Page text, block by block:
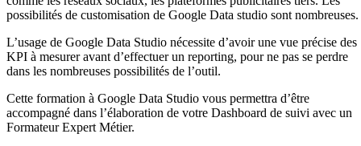
possibilités de customisation de Google Data studio sont nombreuses.
L’usage de Google Data Studio nécessite d’avoir une vue précise des
KPI à mesurer avant d’effectuer un reporting, pour ne pas se perdre
dans les nombreuses possibilités de l’outil.
Cette formation à Google Data Studio vous permettra d’être
accompagné dans l’élaboration de votre Dashboard de suivi avec un
Formateur Expert Métier.